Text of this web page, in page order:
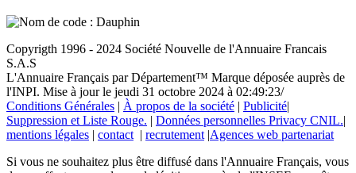
Copyrigth 1996 - 2024 Société Nouvelle de l'Annuaire Francais
S.A.S
L'Annuaire Français par Département™ Marque déposée auprès de
l'INPI. Mise à jour le jeudi 31 octobre 2024 à 02:49:23/
Conditions Générales | À propos de la société | Publicité|
Suppression et Liste Rouge. | Données personnelles Privacy CNIL.|
mentions légales | contact | recrutement |Agences web partenariat
Si vous ne souhaitez plus être diffusé dans l'Annuaire Français, vous